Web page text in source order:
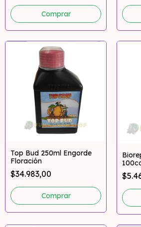
Comprar
Top Bud 250ml Engorde
Floración
$34.983,00